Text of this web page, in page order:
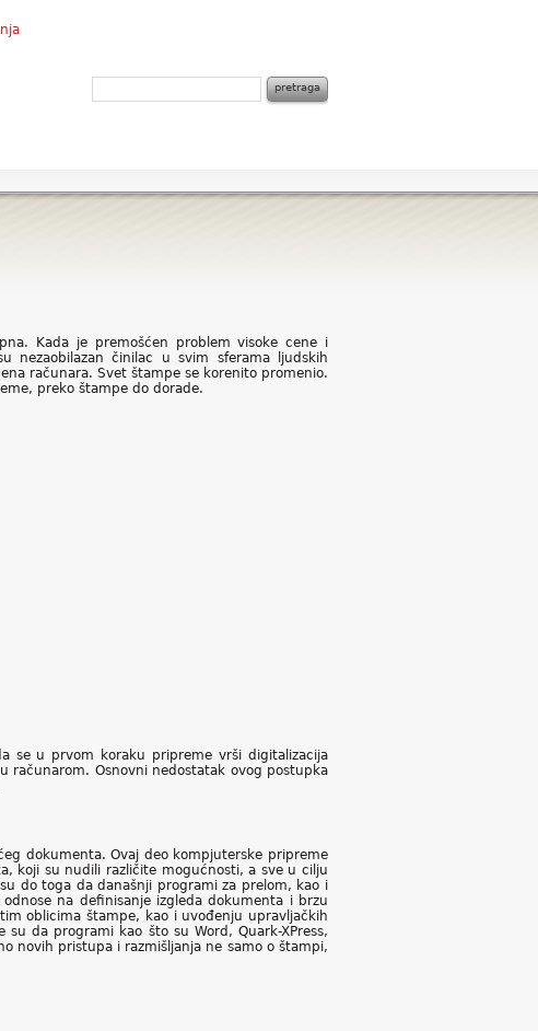
Kada je premošćen problem visoke cene i
nezaobilazan činilac u svim sferama ljudskih
računara. Svet štampe se korenito promenio.
preko štampe do dorade.
se u prvom koraku pripreme vrši digitalizacija
računarom. Osnovni nedostatak ovog postupka
dokumenta. Ovaj deo kompjuterske pripreme
koji su nudili različite mogućnosti, a sve u cilju
do toga da današnji programi za prelom, kao i
na definisanje izgleda dokumenta i brzu
oblicima štampe, kao i uvođenju upravljačkih
da programi kao što su Word, Quark-XPress,
novih pristupa i razmišljanja ne samo o štampi,